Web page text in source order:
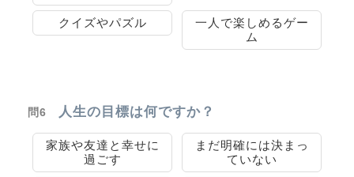
クイズやパズル
一人で楽しめるゲー
ム
問6 人生の目標は何ですか？
家族や友達と幸せに
過ごす
まだ明確には決まっ
ていない